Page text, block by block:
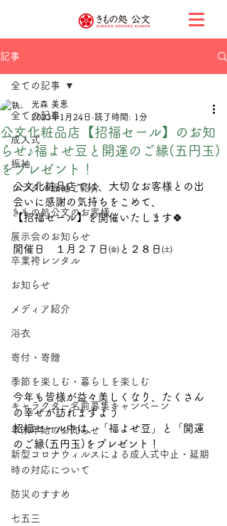
記事
全ての記事
成人式
振袖
レンタル振袖ご紹介
きもの処公文のお客様
展示会のお知らせ
卒業袴レンタル
お知らせ
メディア紹介
浴衣
寄付・寄贈
季節を楽しむ・暮らしを楽しむ
キャラクター名前募集キャンペーン
年末年始のお知らせ
新型コロナウィルスによる成人式中止・延期
時の対応について
防災のすすめ
七五三
全ての記事
公文化粧品店【招福セール】のお知
らせ♪福よせ豆と開運のご縁(五円玉)
をプレゼント！
光森 美恵
2023年1月24日 読了時間: 1分
公文化粧品店では、大切なお客様との出
会いに感謝の気持ちをこめて、
【招福セール】を開催いたします🍀
開催日　１月２７日㈮と２８日㈯
今年も皆様が益々美しくなり、たくさん
の幸せが訪れますよう
招福セール中は、「福よせ豆」と「開運
のご縁(五円玉)をプレゼント！